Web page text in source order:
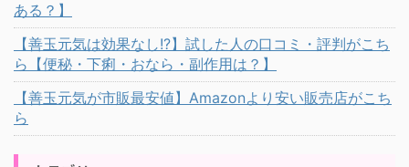
ある？】
【善玉元気は効果なし!?】試した人の口コミ・評判がこち
ら【便秘・下痢・おなら・副作用は？】
【善玉元気が市販最安値】Amazonより安い販売店がこち
ら